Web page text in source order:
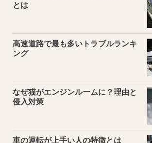
とは
高速道路で最も多いトラブルランキ
ング
なぜ猫がエンジンルームに？理由と
侵入対策
車の運転が上手い人の特徴とは